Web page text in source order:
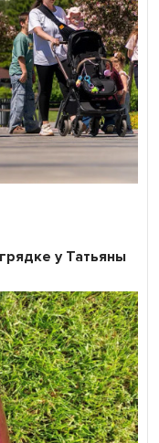
у Татьяны